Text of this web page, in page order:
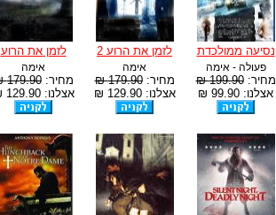
נסיעה ממולכדת
פעולה - אימה
מחיר:199.90 ₪
אצלנו: 99.90 ₪
לזמן את הרוע 2
אימה
מחיר:179.90 ₪
אצלנו: 129.90 ₪
לזמן את הרוע
אימה
מחיר:179.90 ₪
אצלנו: 129.90 ₪